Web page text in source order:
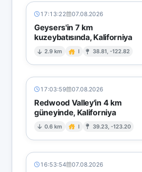
17:13:22 07.08.2026
Geysers'in 7 km
kuzeybatısında, Kaliforniya
2.9 km I 38.81, -122.82
17:03:59 07.08.2026
Redwood Valley'in 4 km
güneyinde, Kaliforniya
0.6 km I 39.23, -123.20
16:53:54 07.08.2026